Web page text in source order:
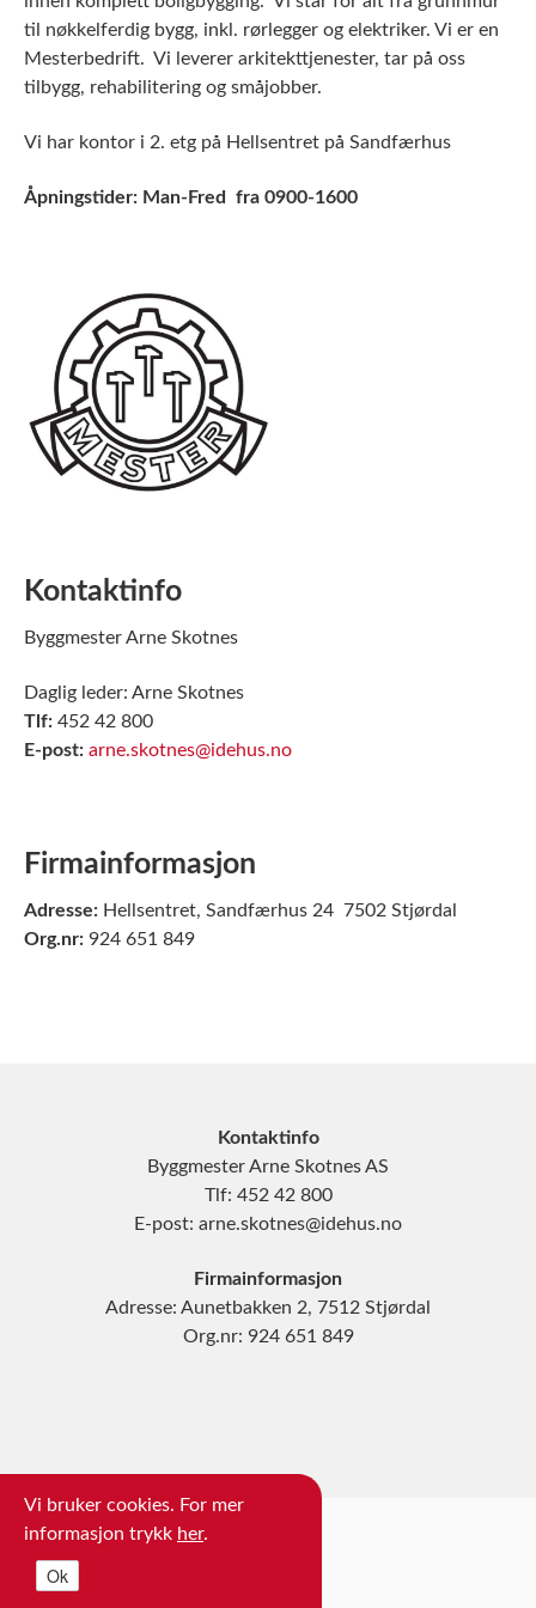
til nøkkelferdig bygg, inkl. rørlegger og elektriker. Vi er en
Mesterbedrift. Vi leverer arkitekttjenester, tar på oss
tilbygg, rehabilitering og småjobber.
Vi har kontor i 2. etg på Hellsentret på Sandfærhus
Åpningstider: Man-Fred fra 0900-1600
Kontaktinfo
Byggmester Arne Skotnes
Daglig leder: Arne Skotnes
Tlf: 452 42 800
E-post: arne.skotnes@idehus.no
Firmainformasjon
Adresse: Hellsentret, Sandfærhus 24 7502 Stjørdal
Org.nr: 924 651 849
Kontaktinfo
Byggmester Arne Skotnes AS
Tlf: 452 42 800
E-post: arne.skotnes@idehus.no
Firmainformasjon
Adresse: Aunetbakken 2, 7512 Stjørdal
Org.nr: 924 651 849
Vi bruker cookies. For mer
informasjon trykk her.
Ok